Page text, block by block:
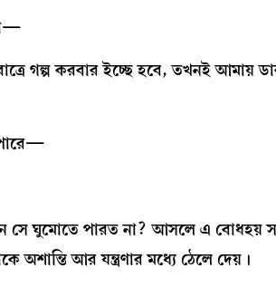
গল্প করবার ইচ্ছে হবে, তখনই আমায়
সে ঘুমোতে পারত না? আসলে এ
আর যন্ত্রণার মধ্যে ঠেলে দেয়।